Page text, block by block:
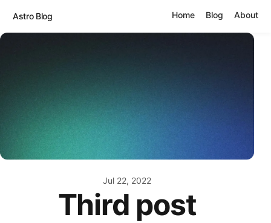
Astro Blog Home Blog About
Jul 22, 2022
Third post